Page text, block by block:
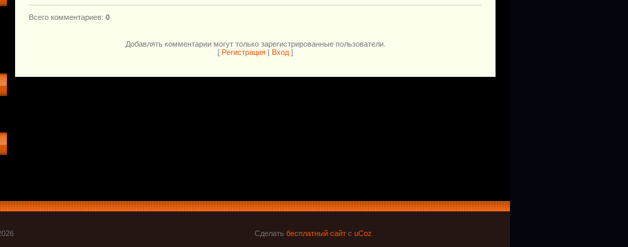
Всего комментариев: 0
Добавлять комментарии могут только зарегистрированные пользователи.
[ Регистрация Вход ]
Сделать бесплатный сайт с uCoz